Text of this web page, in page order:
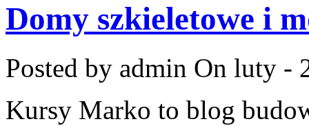
Domy szkieletowe i
Posted by admin On luty -
Kursy Marko to blog